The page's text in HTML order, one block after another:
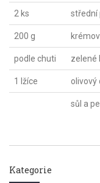
2 ks střední
200 g
podle chuti zelené
1 lžíce olivový
sůl a
Kategorie